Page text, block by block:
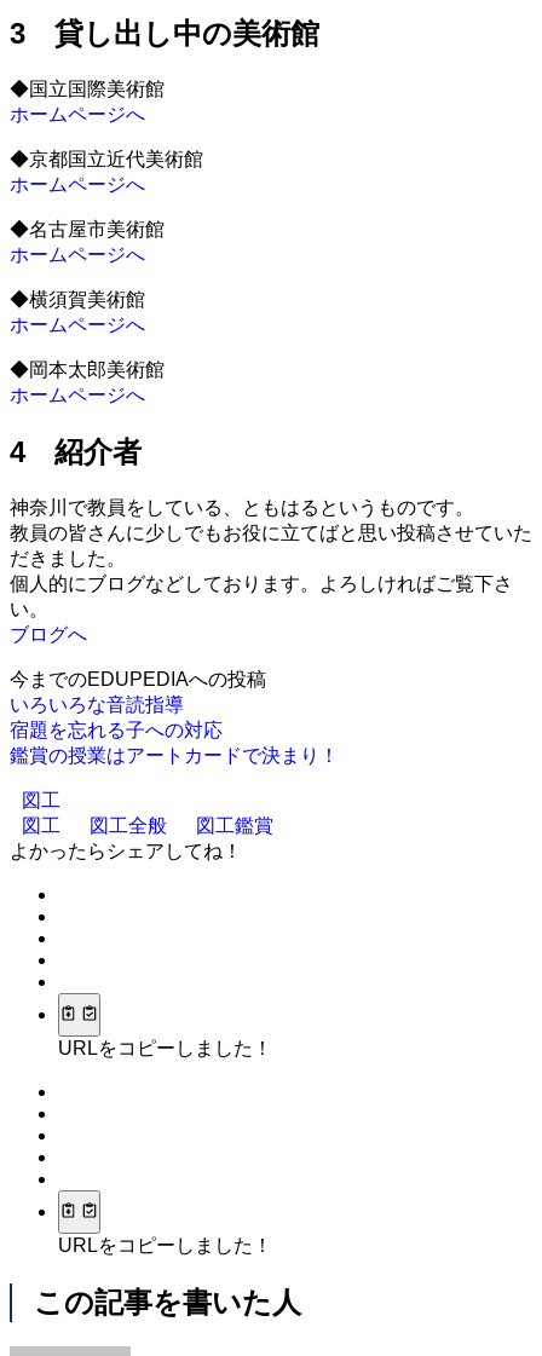
3 貸し出し中の美術館
◆国立国際美術館
ホームページへ
◆京都国立近代美術館
ホームページへ
◆名古屋市美術館
ホームページへ
◆横須賀美術館
ホームページへ
◆岡本太郎美術館
ホームページへ
4 紹介者
神奈川で教員をしている、ともはるというものです。
教員の皆さんに少しでもお役に立てばと思い投稿させていた
だきました。
個人的にブログなどしております。よろしければご覧下さ
い。
ブログへ
今までのEDUPEDIAへの投稿
いろいろな音読指導
宿題を忘れる子への対応
鑑賞の授業はアートカードで決まり！
図工
図工
図工全般
図工鑑賞
よかったらシェアしてね！
URLをコピーしました！
URLをコピーしました！
この記事を書いた人